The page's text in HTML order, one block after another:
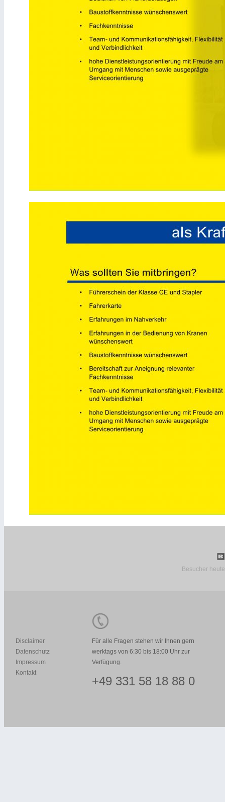
Besucher
Disclaimer
Datenschutz
Impressum
Kontakt
Für alle Fragen stehen wir Ihnen gern
werktags von 6:30 bis 18:00 Uhr zur
Verfügung.
+49 331 58 18 88 0